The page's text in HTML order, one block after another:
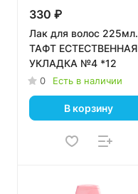
330 ₽
Лак для волос 225мл.
ТАФТ ЕСТЕСТВЕННАЯ
УКЛАДКА №4 *12
0 Есть в наличии
В корзину